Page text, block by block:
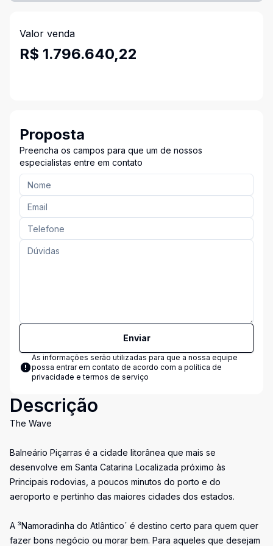
Valor venda
R$ 1.796.640,22
Proposta
Preencha os campos para que um de nossos
especialistas entre em contato
Enviar
As informações serão utilizadas para que a nossa equipe
possa entrar em contato de acordo com a política de
privacidade e termos de serviço
Descrição
The Wave
Balneário Piçarras é a cidade litorânea que mais se
desenvolve em Santa Catarina Localizada próximo às
Principais rodovias, a poucos minutos do porto e do
aeroporto e pertinho das maiores cidades dos estados.
A ³Namoradinha do Atlântico´ é destino certo para quem quer
fazer bons negócio ou morar bem. Para aqueles que desejam